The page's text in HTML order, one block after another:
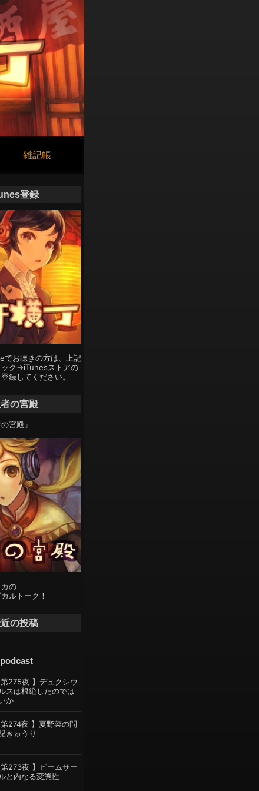
雑記帳
登録
でお聴きの方は、上記
ック→iTunesストアの
録してください。
の宮殿
宮殿」
の
ルトーク！
の投稿
podcast
第275夜 】デュクシウ
スは根絶したのでは
か
第274夜 】夏野菜の問
きゅうり
第273夜 】ビームサー
と内なる変態性